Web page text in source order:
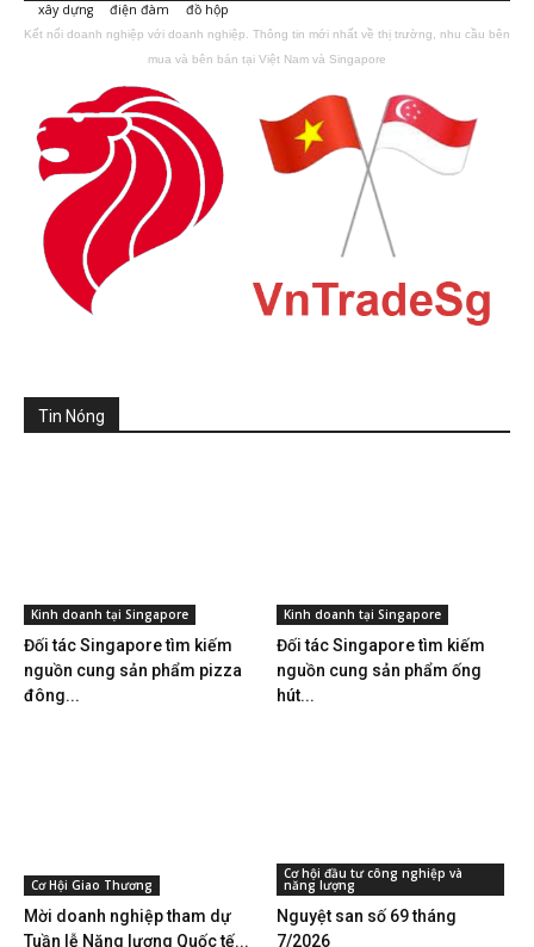
xây dựng điện đàm đồ hộp
Kết nối doanh nghiệp với doanh nghiệp. Thông tin mới nhất về thị trường, nhu cầu bên
mua và bên bán tại Việt Nam và Singapore
Tin Nóng
Kinh doanh tại Singapore
Đối tác Singapore tìm kiếm
nguồn cung sản phẩm pizza
đông...
Kinh doanh tại Singapore
Đối tác Singapore tìm kiếm
nguồn cung sản phẩm ống
hút...
Cơ Hội Giao Thương
Mời doanh nghiệp tham dự
Tuần lễ Năng lượng Quốc tế...
Cơ hội đầu tư công nghiệp và
năng lượng
Nguyệt san số 69 tháng
7/2026